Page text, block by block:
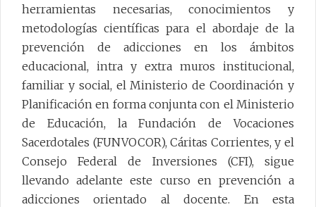
herramientas necesarias, conocimientos y
metodologías científicas para el abordaje de la
prevención de adicciones en los ámbitos
educacional, intra y extra muros institucional,
familiar y social, el Ministerio de Coordinación y
Planificación en forma conjunta con el Ministerio
de Educación, la Fundación de Vocaciones
Sacerdotales (FUNVOCOR), Cáritas Corrientes, y el
Consejo Federal de Inversiones (CFI), sigue
llevando adelante este curso en prevención a
adicciones orientado al docente. En esta